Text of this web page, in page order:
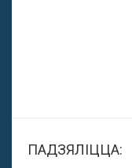
ПАДЗЯЛІЦЦА: